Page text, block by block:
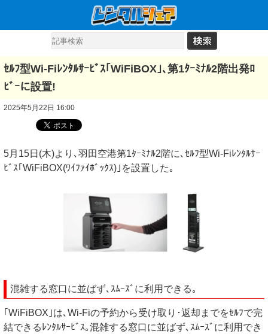
ｾﾙﾌ型Wi-Fiﾚﾝﾀﾙｻｰﾋﾞｽ｢WiFiBOX｣､第1ﾀｰﾐﾅﾙ2階出発ﾛ
ﾋﾞｰに設置!
2025年5月22日 16:00
5月15日(木)より､羽田空港第1ﾀｰﾐﾅﾙ2階に､ｾﾙﾌ型Wi-Fiﾚﾝﾀﾙｻｰ
ﾋﾞｽ｢WiFiBOX(ﾜｲﾌｧｲﾎﾞｯｸｽ)｣を設置した｡
混雑する窓口に並ばず､ｽﾑｰｽﾞに利用できる｡
｢WiFiBOX｣は､Wi-Fiの予約から受け取り･返却までをｾﾙﾌで完
結できるﾚﾝﾀﾙｻｰﾋﾞｽ｡混雑する窓口に並ばず､ｽﾑｰｽﾞに利用でき